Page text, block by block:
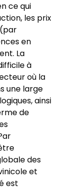
ce qui
les prix
en
La
à
où la
une large
ainsi
de
des
et
est